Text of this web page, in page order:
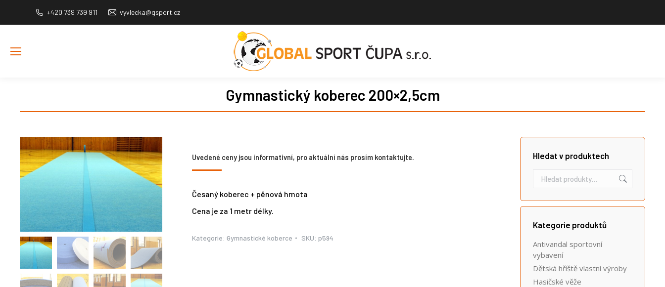
+420 739 739 911 vyvlecka@gsport.cz
Gymnastický koberec 200×2,5cm
Uvedené ceny jsou informativní, pro aktuální nás prosím kontaktujte.
Česaný koberec + pěnová hmota
Cena je za 1 metr délky.
Kategorie:Gymnastické koberce SKU:p594
Hledat v produktech
Kategorie produktů
Antivandal sportovní
vybavení
Dětská hřiště vlastní výroby
Hasičské věže